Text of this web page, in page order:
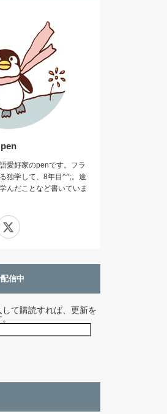
pen
愛好家のpenです。フラ
独学して、8年目^^;。途
んだことなど書いていま
信中
て購読すれば、更新を